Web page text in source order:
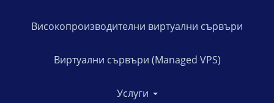
Високопроизводителни виртуални сървъри
Виртуални сървъри (Managed VPS)
Услуги